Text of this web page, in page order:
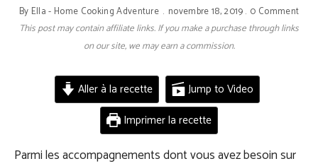
By Ella - Home Cooking Adventure novembre 18, 2019 0 Comment
This post may contain affiliate links. If you make a purchase through links
on our site, we may earn a commission.
Aller à la recette
Jump to Video
Imprimer la recette
Parmi les accompagnements dont vous avez besoin sur